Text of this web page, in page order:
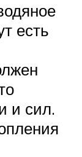
есть
и сил.